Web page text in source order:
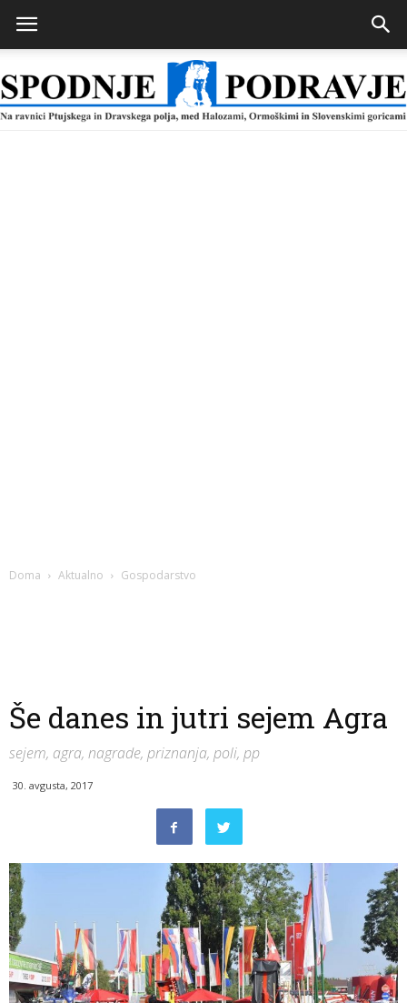
Doma Aktualno Gospodarstvo
Še danes in jutri sejem Agra
sejem, agra, nagrade, priznanja, poli, pp
30. avgusta, 2017